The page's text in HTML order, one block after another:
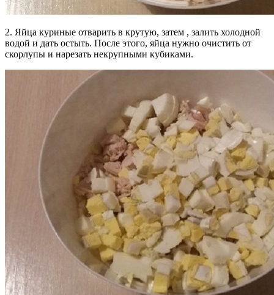
2. Яйца куриные отварить в крутую, затем , залить холодной
водой и дать остыть. После этого, яйца нужно очистить от
скорлупы и нарезать некрупными кубиками.